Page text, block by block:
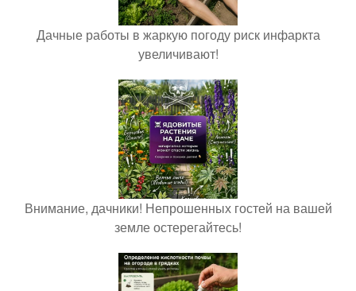
Дачные работы в жаркую погоду риск инфаркта
увеличивают!
Внимание, дачники! Непрошенных гостей на вашей
земле остерегайтесь!